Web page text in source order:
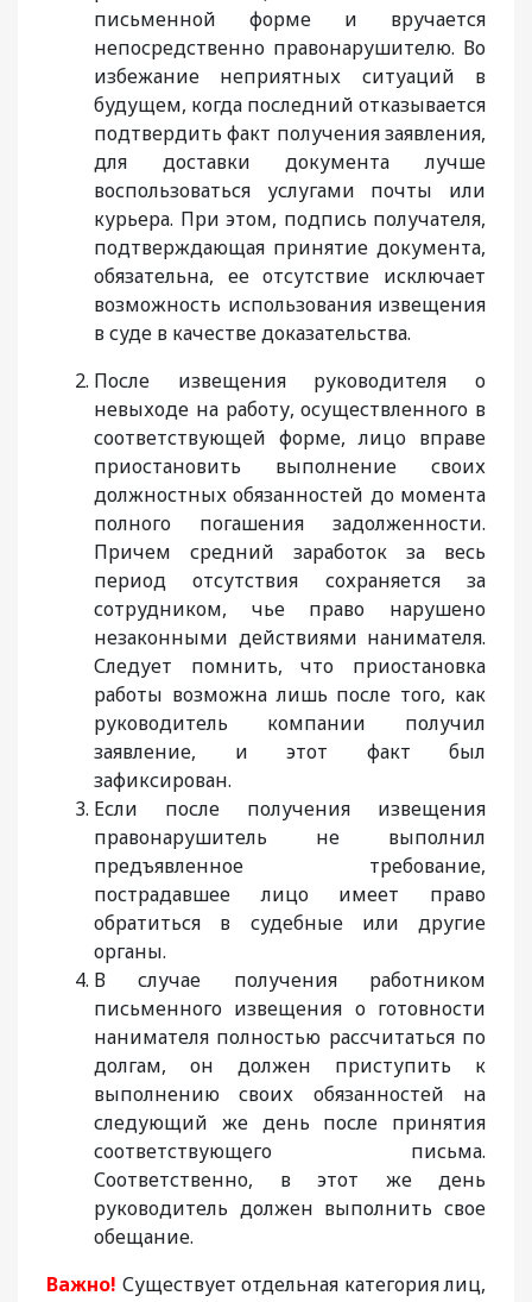
письменной форме и вручается
непосредственно правонарушителю. Во
избежание неприятных ситуаций в
будущем, когда последний отказывается
подтвердить факт получения заявления,
для доставки документа лучше
воспользоваться услугами почты или
курьера. При этом, подпись получателя,
подтверждающая принятие документа,
обязательна, ее отсутствие исключает
возможность использования извещения
в суде в качестве доказательства.
После извещения руководителя о
невыходе на работу, осуществленного в
соответствующей форме, лицо вправе
приостановить выполнение своих
должностных обязанностей до момента
полного погашения задолженности.
Причем средний заработок за весь
период отсутствия сохраняется за
сотрудником, чье право нарушено
незаконными действиями нанимателя.
Следует помнить, что приостановка
работы возможна лишь после того, как
руководитель компании получил
заявление, и этот факт был
зафиксирован.
Если после получения извещения
правонарушитель не выполнил
предъявленное требование,
пострадавшее лицо имеет право
обратиться в судебные или другие
органы.
В случае получения работником
письменного извещения о готовности
нанимателя полностью рассчитаться по
долгам, он должен приступить к
выполнению своих обязанностей на
следующий же день после принятия
соответствующего письма.
Соответственно, в этот же день
руководитель должен выполнить свое
обещание.
Важно! Существует отдельная категория лиц,